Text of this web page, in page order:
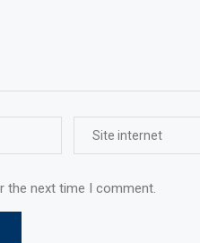
the next time I comment.